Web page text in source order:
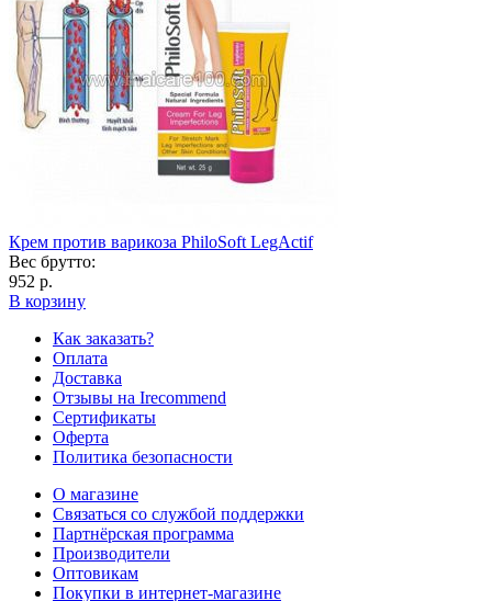
Крем против варикоза PhiloSoft LegActif
Вес брутто:
952 р.
В корзину
Как заказать?
Оплата
Доставка
Отзывы на Irecommend
Сертификаты
Оферта
Политика безопасности
О магазине
Связаться со службой поддержки
Партнёрская программа
Производители
Оптовикам
Покупки в интернет-магазине